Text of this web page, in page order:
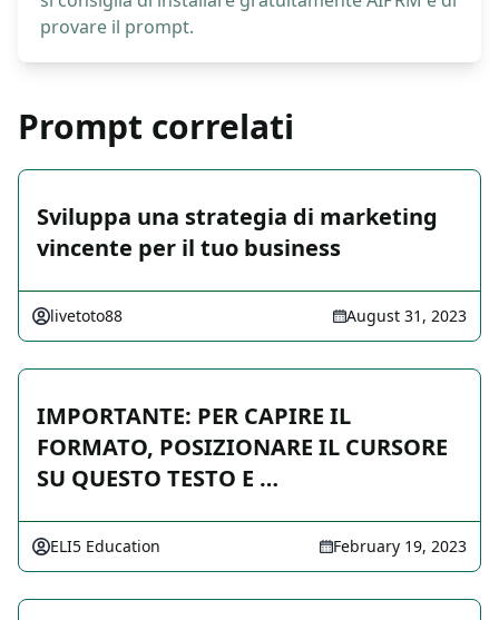
provare il prompt.
Prompt correlati
Sviluppa una strategia di marketing
vincente per il tuo business
livetoto88 August 31, 2023
IMPORTANTE: PER CAPIRE IL
FORMATO, POSIZIONARE IL CURSORE
SU QUESTO TESTO E …
ELI5 Education February 19, 2023